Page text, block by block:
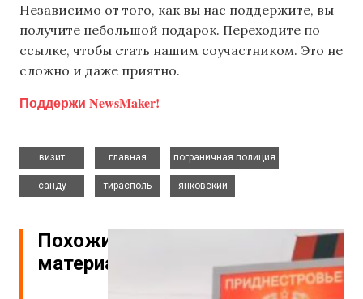
Независимо от того, как вы нас поддержите, вы
получите небольшой подарок. Переходите по
ссылке, чтобы стать нашим соучастником. Это не
сложно и даже приятно.
Поддержи NewsMaker!
визит
главная
пограничная полиция
санду
тирасполь
янковский
Похожие
материалы